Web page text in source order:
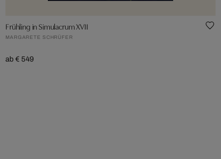
Frühling in Simulacrum XVII
MARGARETE SCHRÜFER
ab € 549